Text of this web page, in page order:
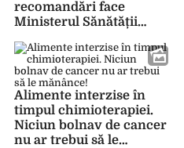
recomandări face
Ministerul Sănătății
sănătoasă
Alimente interzise în
timpul chimioterapiei.
Niciun bolnav de cancer
nu ar trebui să le